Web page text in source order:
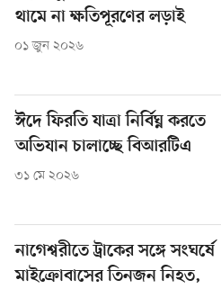
থামে না ক্ষতিপূরণের লড়াই
০১ জুন ২০২৬
ঈদে ফিরতি যাত্রা নির্বিঘ্ন করতে
অভিযান চালাচ্ছে বিআরটিএ
৩১ মে ২০২৬
নাগেশ্বরীতে ট্রাকের সঙ্গে সংঘর্ষে
মাইক্রোবাসের তিনজন নিহত,